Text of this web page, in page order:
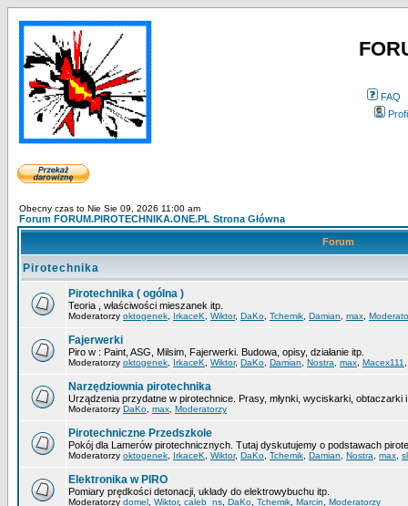
FAQ
Obecny czas to Nie Sie 09, 2026 11:00 am
Forum FORUM.PIROTECHNIKA.ONE.PL Strona Główna
Forum
Pirotechnika
Pirotechnika ( ogólna )
Teoria , właściwości mieszanek itp.
Moderatorzy oktogenek IrkaceK Wiktor, DaKo Tchemik Damian max
Fajerwerki
Piro w : Paint, ASG, Milsim, Fajerwerki. Budowa, opisy, działanie itp.
Moderatorzy oktogenek IrkaceK Wiktor, DaKo Damian Nostra max Macex111
Narzędziownia pirotechnika
Urządzenia przydatne w pirotechnice. Prasy, młynki, wyciskarki, obtaczarki
Moderatorzy DaKo max Moderatorzy
Pirotechniczne Przedszkole
Pokój dla Lamerów pirotechnicznych. Tutaj dyskutujemy o podstawach
Moderatorzy oktogenek IrkaceK Wiktor, DaKo Tchemik Damian Nostra max
Elektronika w PIRO
Pomiary prędkości detonacji, układy do elektrowybuchu itp.
Moderatorzy domel Wiktor, caleb_ns DaKo Tchemik Marcin Moderatorzy